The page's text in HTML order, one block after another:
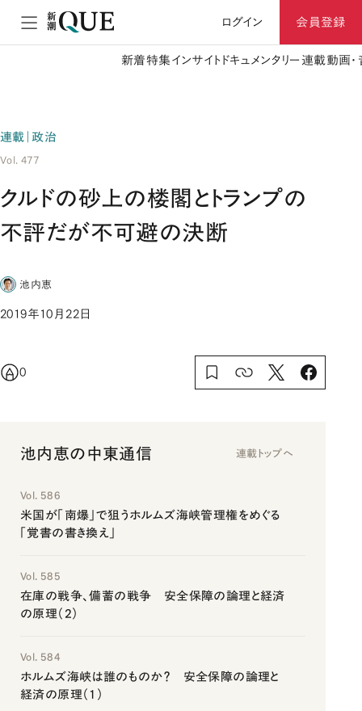
ログイン 会員登録
新着特集 インサイト ドキュメンタリー 連載動画
連載｜政治
Vol. 477
クルドの砂上の楼閣とトランプの
不評だが不可避の決断
池内恵
2019年10月22日
0
池内恵の中東通信 連載トップへ
Vol. 586
米国が「南爆」で狙うホルムズ海峡管理権をめぐる
「覚書の書き換え」
Vol. 585
在庫の戦争、備蓄の戦争 安全保障の論理と経済
の原理（2）
Vol. 584
ホルムズ海峡は誰のものか？ 安全保障の論理と
経済の原理（1）